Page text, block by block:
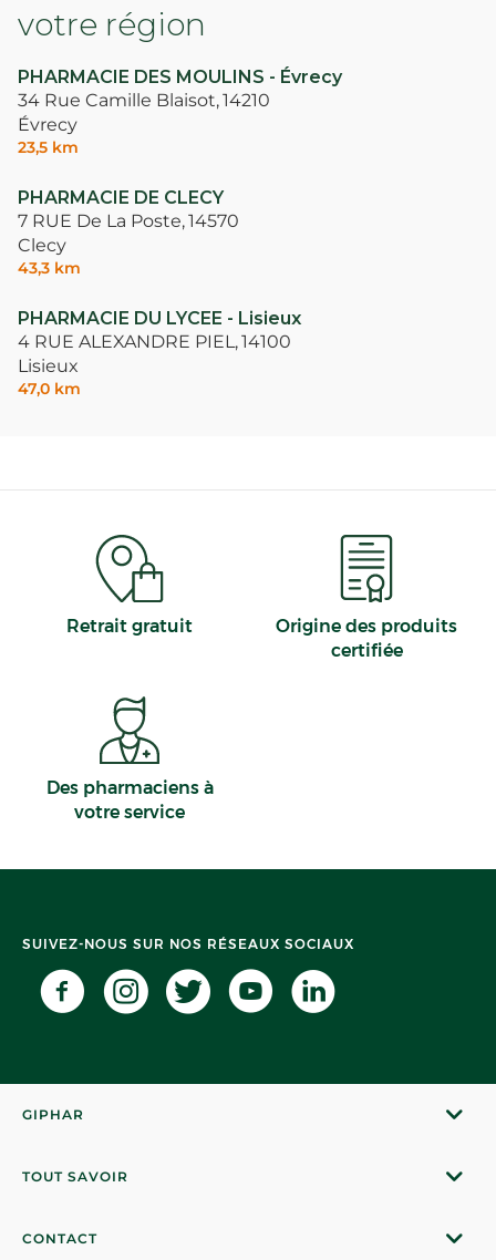
votre région
PHARMACIE DES MOULINS - Évrecy
34 Rue Camille Blaisot,14210
Évrecy
23,5 km
PHARMACIE DE CLECY
7 RUE De La Poste,14570
Clecy
43,3 km
PHARMACIE DU LYCEE - Lisieux
4 RUE ALEXANDRE PIEL,14100
Lisieux
47,0 km
Retrait gratuit
Origine des produits
certifiée
Des pharmaciens à
votre service
SUIVEZ-NOUS SUR NOS RÉSEAUX SOCIAUX
GIPHAR
TOUT SAVOIR
CONTACT